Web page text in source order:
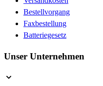
Bestellvorgang
Faxbestellung
Batteriegesetz
Unser Unternehmen